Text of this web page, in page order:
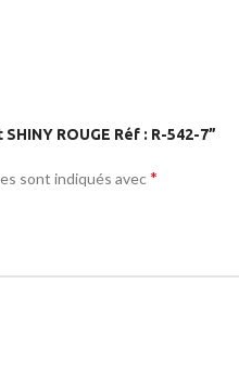
ROUGE Réf : R-542-7”
sont indiqués avec*